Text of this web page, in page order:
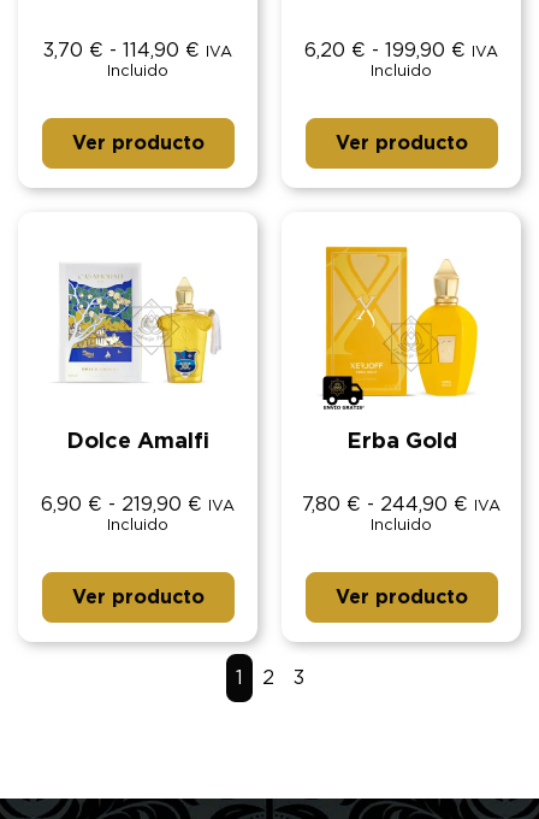
3,70 € - 114,90 €
IVA
Incluido
Ver producto
6,20 € - 199,90 €
IVA
Incluido
Ver producto
Dolce Amalfi
6,90 € - 219,90 €
IVA
Incluido
Ver producto
Erba Gold
7,80 € - 244,90 €
IVA
Incluido
Ver producto
1 2 3